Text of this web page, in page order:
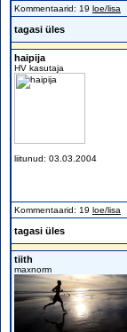
Kommentaarid: 19 loe/lisa
tagasi üles
haipija
HV kasutaja
liitunud: 03.03.2004
Kommentaarid: 19 loe/lisa
tagasi üles
tiith
maxnorm